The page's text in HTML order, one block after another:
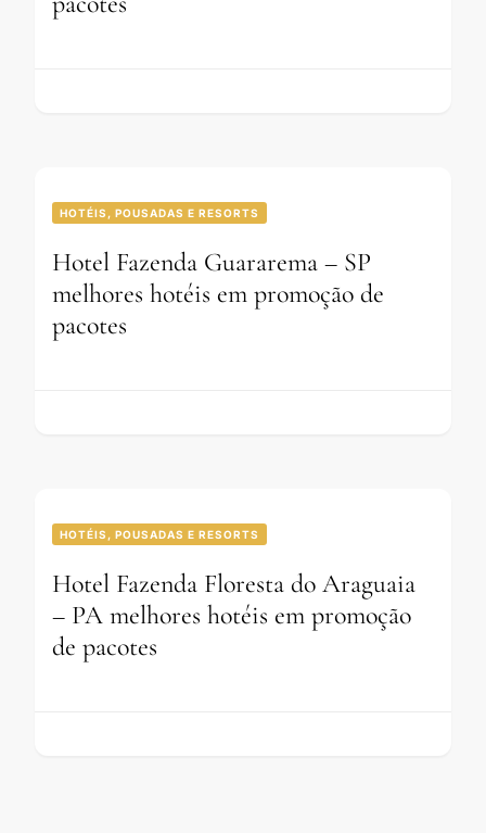
HOTÉIS, POUSADAS E RESORTS
Hotel Fazenda Guararema – SP
melhores hotéis em promoção de
pacotes
HOTÉIS, POUSADAS E RESORTS
Hotel Fazenda Floresta do Araguaia
– PA melhores hotéis em promoção
de pacotes